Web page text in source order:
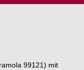
99121) mit